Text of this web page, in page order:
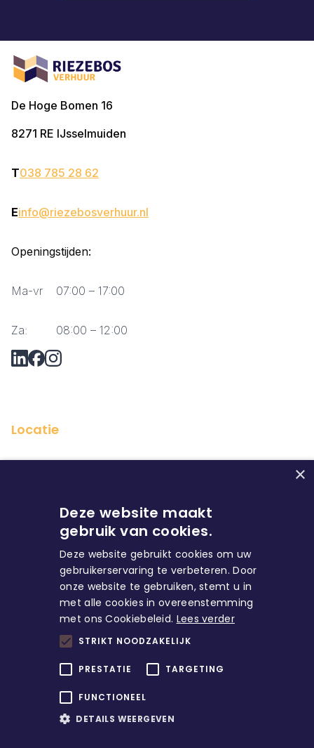
De Hoge Bomen 16
8271 RE IJsselmuiden
T038 785 28 62
Einfo@riezebosverhuur.nl
Openingstijden:
Ma-vr 07:00 – 17:00
Za: 08:00 – 12:00
Locatie
Direct naar
×
Deze website maakt
gebruik van cookies.
Deze website gebruikt cookies om uw
gebruikerservaring te verbeteren. Door
onze website te gebruiken, stemt u in
met alle cookies in overeenstemming
met ons Cookiebeleid. Lees verder
STRIKT NOODZAKELIJK
PRESTATIE TARGETING
FUNCTIONEEL
DETAILS WEERGEVEN